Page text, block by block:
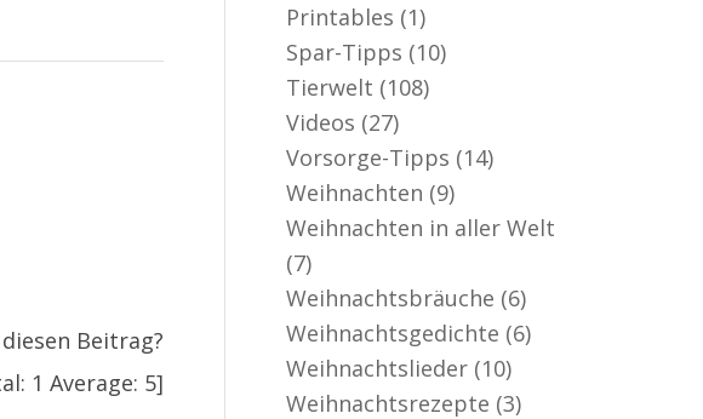
Beitrag?
1 Average: 5]
Printables (1)
Spar-Tipps (10)
Tierwelt (108)
Videos (27)
Vorsorge-Tipps (14)
Weihnachten (9)
Weihnachten in aller Welt
(7)
Weihnachtsbräuche (6)
Weihnachtsgedichte (6)
Weihnachtslieder (10)
Weihnachtsrezepte (3)